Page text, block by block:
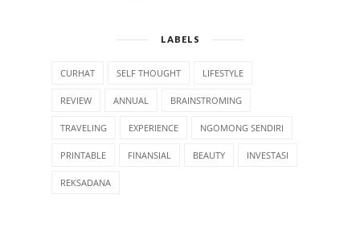
LABELS
CURHAT SELF THOUGHT LIFESTYLE
REVIEW ANNUAL BRAINSTROMING
TRAVELING EXPERIENCE NGOMONG SENDIRI
PRINTABLE FINANSIAL BEAUTY INVESTASI
REKSADANA